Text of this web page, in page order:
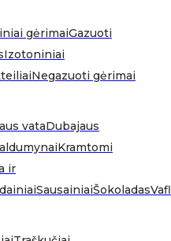
gėrimaiGazuoti
Izotoniniai
Negazuoti gėrimai
vataDubajaus
Kramtomi
ir
SausainiaiŠokoladas